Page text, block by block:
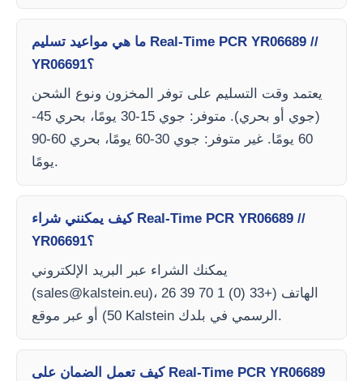
ما هي مواعيد تسليم Real-Time PCR YR06689 //
YR06691؟
يعتمد وقت التسليم على توفر المخزون ونوع الشحن
(جوي أو بحري). متوفر: جوي 15-30 يومًا، بحري 45-
60 يومًا. غير متوفر: جوي 30-60 يومًا، بحري 60-90
يومًا.
كيف يمكنني شراء Real-Time PCR YR06689 //
YR06691؟
يمكنك الشراء عبر البريد الإلكتروني
(sales@kalstein.eu)، الهاتف (+33 (0) 1 70 39 26
50) أو عبر موقع Kalstein الرسمي في بلدك.
كيف تعمل الضمان على Real-Time PCR YR06689